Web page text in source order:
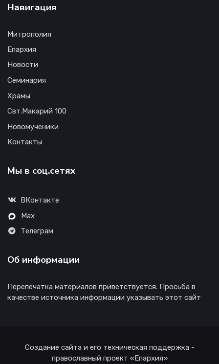
Навигация
Митрополия
Епархия
Новости
Семинария
Храмы
Свт.Макарий 100
Новомученики
Контакты
Мы в соц.сетях
ВКонтакте
Max
Телеграм
Об информации
Перепечатка материалов приветствуется. Просьба в
качестве источника информации указывать этот сайт
Создание сайта и его техническая поддержка -
православный проект «Епархия»